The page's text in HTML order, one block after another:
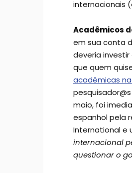
internacionais
Acadêmicos
em sua conta
deveria
que quem
acadêmicas
maio, foi
espanhol pela
International e
internacional
questionar o